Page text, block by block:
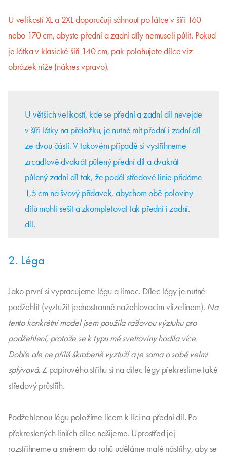
U velikostí XL a 2XL doporučuji sáhnout po látce v šíři 160
nebo 170 cm, abyste přední a zadní díly nemuseli půlit. Pokud
je látka v klasické šíři 140 cm, pak polohujete dílce viz
obrázek níže (nákres vpravo).
U větších velikostí, kde se přední a zadní díl nevejde
v šíři látky na přeložku, je nutné mít přední i zadní díl
ze dvou částí. V takovém případě si vystřihneme
zrcadlově dvakrát půlený přední díl a dvakrát
půlený zadní díl tak, že podél středové linie přidáme
1,5 cm na švový přídavek, abychom obě poloviny
dílů mohli sešít a zkompletovat tak přední i zadní.
díl.
2. Léga
Jako první si vypracujeme légu a límec. Dílec légy je nutné
podžehlit (vyztužit jednostranně nažehlovacím vlizelínem). Na
tento konkrétní model jsem použila rašlovou výztuhu pro
podžehlení, protože se k typu mé svetroviny hodila více.
Dobře ale ne příliš škrobeně vyztuží a je sama o sobě velmi
splývavá. Z papírového střihu si na dílec légy překreslíme také
středový průstřih.
Podžehlenou légu položíme lícem k líci na přední díl. Po
překreslených liniích dílec našijeme. Uprostřed jej
rozstřihneme a směrem do rohů uděláme malé nástřihy, aby se